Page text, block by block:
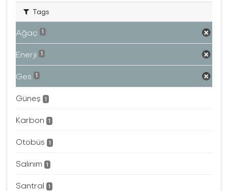
Tags
Ağaç 1
Enerji 1
Ges 1
Güneş 1
Karbon 1
Otobüs 1
Salınım 1
Santral 1